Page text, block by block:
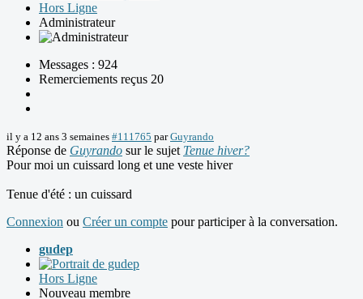
Hors Ligne
Administrateur
Messages : 924
Remerciements reçus 20
il y a 12 ans 3 semaines #111765 parGuyrando
Réponse de Guyrando sur le sujet Tenue hiver?
Pour moi un cuissard long et une veste hiver
Tenue d'été : un cuissard
Connexion ou Créer un compte pour participer à la conversation.
gudep
Hors Ligne
Nouveau membre